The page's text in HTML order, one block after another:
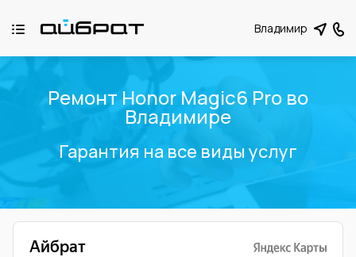
Владимир
Ремонт Honor Magic6 Pro во
Владимире
Гарантия на все виды услуг